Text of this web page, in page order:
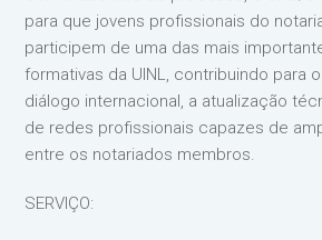
para que jovens profissionais do
participem de uma das mais
formativas da UINL, contribuindo para
diálogo internacional, a atualização
de redes profissionais capazes de
entre os notariados membros.
SERVIÇO: